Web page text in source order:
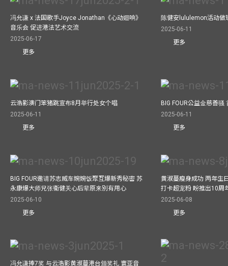
冯允谦 x 法国歌手Joyce Jonathan《心动迴响》
音乐会 促进港法艺术交流
2025-06-17
更多
陈健安lululemon活动做
2025-06-11
更多
云浩影澳门笨猪跳宣布8月举行处女个唱
2025-06-11
更多
BIG FOUR公益⾦慈善
2025-06-11
更多
BIG FOUR邀请苏志威车婉婉饭聚互爆新秀秘密 苏
永康爆大师兄张衞健关心后辈原来別有用心
2025-06-10
更多
黄淑蔓瘦身成功 两年生
打卡超宠粉 盼推出10周
2025-06-08
更多
冯允谦捧7奖 与云浩影黄淑蔓港台颁奖礼 寰亚音